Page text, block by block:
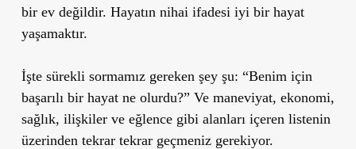
bir ev değildir. Hayatın nihai ifadesi iyi bir hayat
yaşamaktır.
İşte sürekli sormamız gereken şey şu: “Benim için
başarılı bir hayat ne olurdu?” Ve maneviyat, ekonomi,
sağlık, ilişkiler ve eğlence gibi alanları içeren listenin
üzerinden tekrar tekrar geçmeniz gerekiyor.